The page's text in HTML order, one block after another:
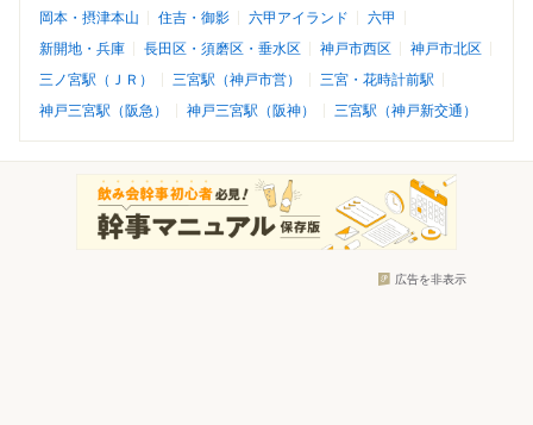
岡本・摂津本山
住吉・御影 六甲アイランド
六甲
新開地・兵庫
長田区・須磨区・垂水区 神戸市西区
神戸市北区
三ノ宮駅（ＪＲ）
三宮駅（神戸市営）
三宮・花時計前駅
神戸三宮駅（阪急）
神戸三宮駅（阪神） 三宮駅（神戸新交通）
広告を非表示